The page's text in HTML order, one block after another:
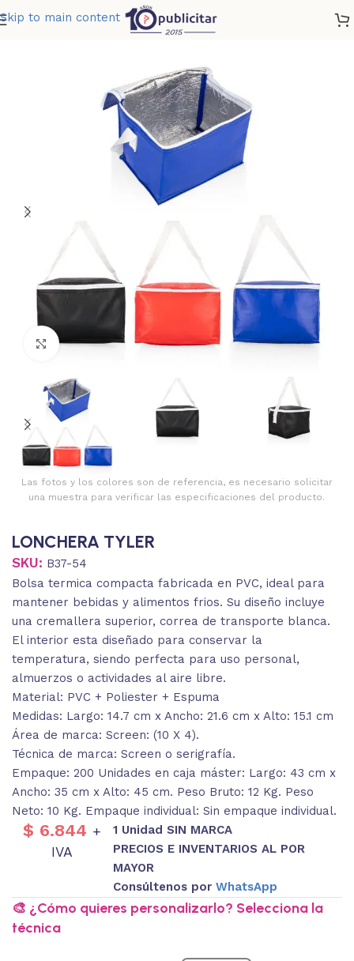
Skip to main content
LONCHERA TYLER
Clic para ampliar
Las fotos y los colores son de referencia, es necesario solicitar
una muestra para verificar las especificaciones del producto.
LONCHERA TYLER
SKU: B37-54
Bolsa termica compacta fabricada en PVC, ideal para
mantener bebidas y alimentos frios. Su diseño incluye
una cremallera superior, correa de transporte blanca.
El interior esta diseñado para conservar la
temperatura, siendo perfecta para uso personal,
almuerzos o actividades al aire libre.
Material: PVC + Poliester + Espuma
Medidas: Largo: 14.7 cm x Ancho: 21.6 cm x Alto: 15.1 cm
Área de marca: Screen: (10 X 4).
Técnica de marca: Screen o serigrafía.
Empaque: 200 Unidades en caja máster: Largo: 43 cm x
Ancho: 35 cm x Alto: 45 cm. Peso Bruto: 12 Kg. Peso
Neto: 10 Kg. Empaque individual: Sin empaque individual.
$ 6.844 +
IVA
1 Unidad SIN MARCA
PRECIOS E INVENTARIOS AL POR
MAYOR
Consúltenos por WhatsApp
🎨 ¿Cómo quieres personalizarlo? Selecciona la
técnica